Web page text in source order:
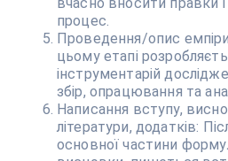
процес.
Проведення/опис
цьому етапі
інструментарій
збір, опрацювання та
Написання вступу,
літератури, додатків:
основної частини